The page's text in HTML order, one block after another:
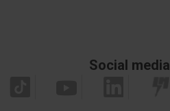
Social media